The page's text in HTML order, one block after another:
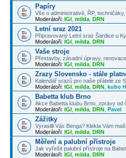
Papíry
Vše o administrativě, ŘP,
Moderátoři: IGI milda DRN
Letní sraz 2021
Připravovaný Letní sraz Šardice u
Moderátoři: IGI milda DRN
Vaše stroje
Přestavby, zásadní úpravy,
Moderátoři: IGI milda DRN
Zrazy Slovensko - stále
Kalendář srazů pro naše přátele ze
Moderátoři: IGI milda DRN kubo
Babetta klub Brno
Akce Babetta klubu Brno, zprávy od
Moderátoři: IGI milda DRN Pavel
Zážitky
Vyrasilli Vás Benga? Klekla Vám
Moderátoři: IGI milda DRN
Měření a palubní přístroje
Jak vyřešit palubní přístroje na
Moderátoři: IGI milda DRN